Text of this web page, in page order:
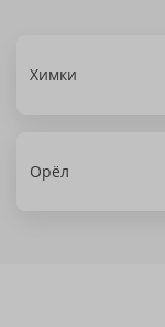
Химки
Орёл